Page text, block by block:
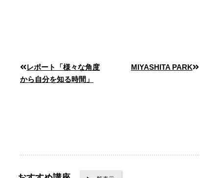
レポート「様々な角度
から自分を知る時間」
MIYASHITA PARK